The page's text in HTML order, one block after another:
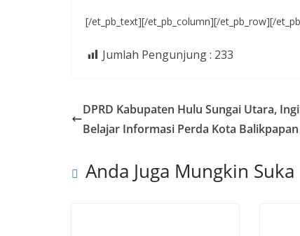
[/et_pb_text][/et_pb_column][/et_pb_row][/
Jumlah Pengunjung : 233
DPRD Kabupaten Hulu Sungai Utara,
Belajar Informasi Perda Kota Balikpapan
Anda Juga Mungkin Suka